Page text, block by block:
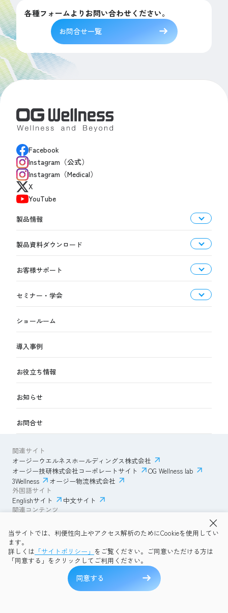
当サイトでは、利便性向上やアクセス解析のためにCookieを使用してい
ます。
詳しくは 「サイトポリシー」 をご覧ください。ご同意いただける方は
「同意する」をクリックしてご利用ください。
同意する
各種フォームよりお問い合わせください。
お問合せ一覧
Facebook
Instagram（公式）
Instagram（Medical）
X
YouTube
製品情報
製品資料ダウンロード
お客様サポート
セミナー・学会
ショールーム
導入事例
お役立ち情報
お知らせ
お問合せ
関連サイト
オージーウエルネスホールディングス株式会社
オージー技研株式会社コーポレートサイト
OG Wellness lab
3Wellness
オージー物流株式会社
外国語サイト
Englishサイト
中文サイト
関連コンテンツ
透明性ガイドライン
プライバシーポリシー
OG Wellness会員規約
コミュニティガイドライン
サイトマップ
Copyright © 2026 OG Wellness Co., Ltd. All rights reserved.